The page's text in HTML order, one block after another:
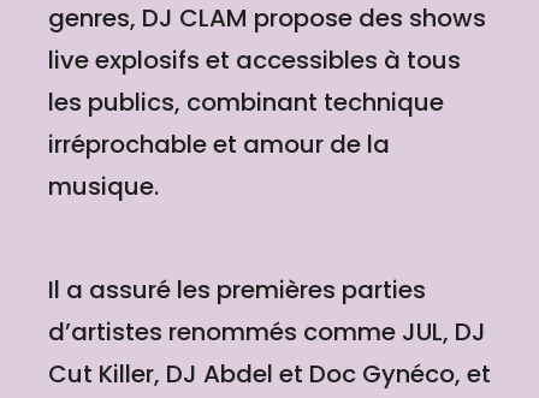
genres, DJ CLAM propose des shows
live explosifs et accessibles à tous
les publics, combinant technique
irréprochable et amour de la
musique.
Il a assuré les premières parties
d’artistes renommés comme JUL, DJ
Cut Killer, DJ Abdel et Doc Gynéco, et